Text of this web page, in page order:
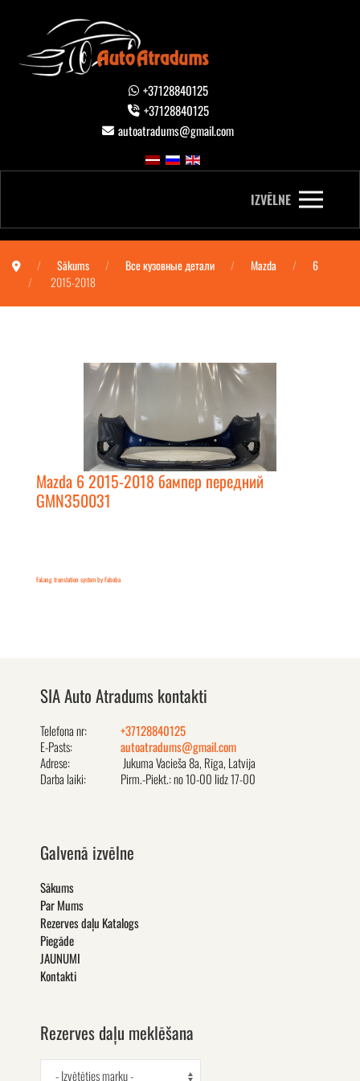
+37128840125
+37128840125
autoatradums@gmail.com
IZVĒLNE
Sākums Все кузовные детали Mazda
6
2015-2018
Mazda 6 2015-2018 бампер передний
GMN350031
FaLang translation system by Faboba
SIA Auto Atradums kontakti
Telefona nr:
+37128840125
E-Pasts:
autoatradums@gmail.com
Adrese:
Jukuma Vacieša 8a, Rīga, Latvija
Darba laiki:
Pirm.-Piekt.: no 10-00 līdz 17-00
Galvenā izvēlne
Sākums
Par Mums
Rezerves daļu Katalogs
Piegāde
JAUNUMI
Kontakti
Rezerves daļu meklēšana
- Izvētēties marku -